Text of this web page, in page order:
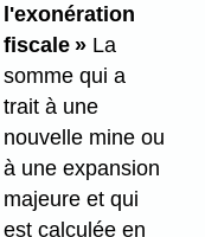
l'exonération
fiscale »La
somme qui a
trait à une
nouvelle mine ou
à une expansion
majeure et qui
est calculée en